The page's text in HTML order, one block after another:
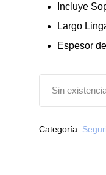
Incluye
Largo
Espesor
Sin
Categoría: